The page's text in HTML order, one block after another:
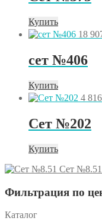
Купить
18
сет №406
Купить
4 816
Сет №202
Купить
Сет №8.51
Фильтрация по
Каталог